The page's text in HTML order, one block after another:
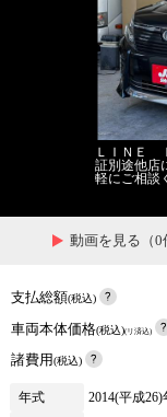
ＬＩＮＥ
証別途他店
軽にご相談
動画を見る（0
支払総額(税込)
車両本体価格(税込)(リ済込)
諸費用(税込)
年式 2014(平成26)